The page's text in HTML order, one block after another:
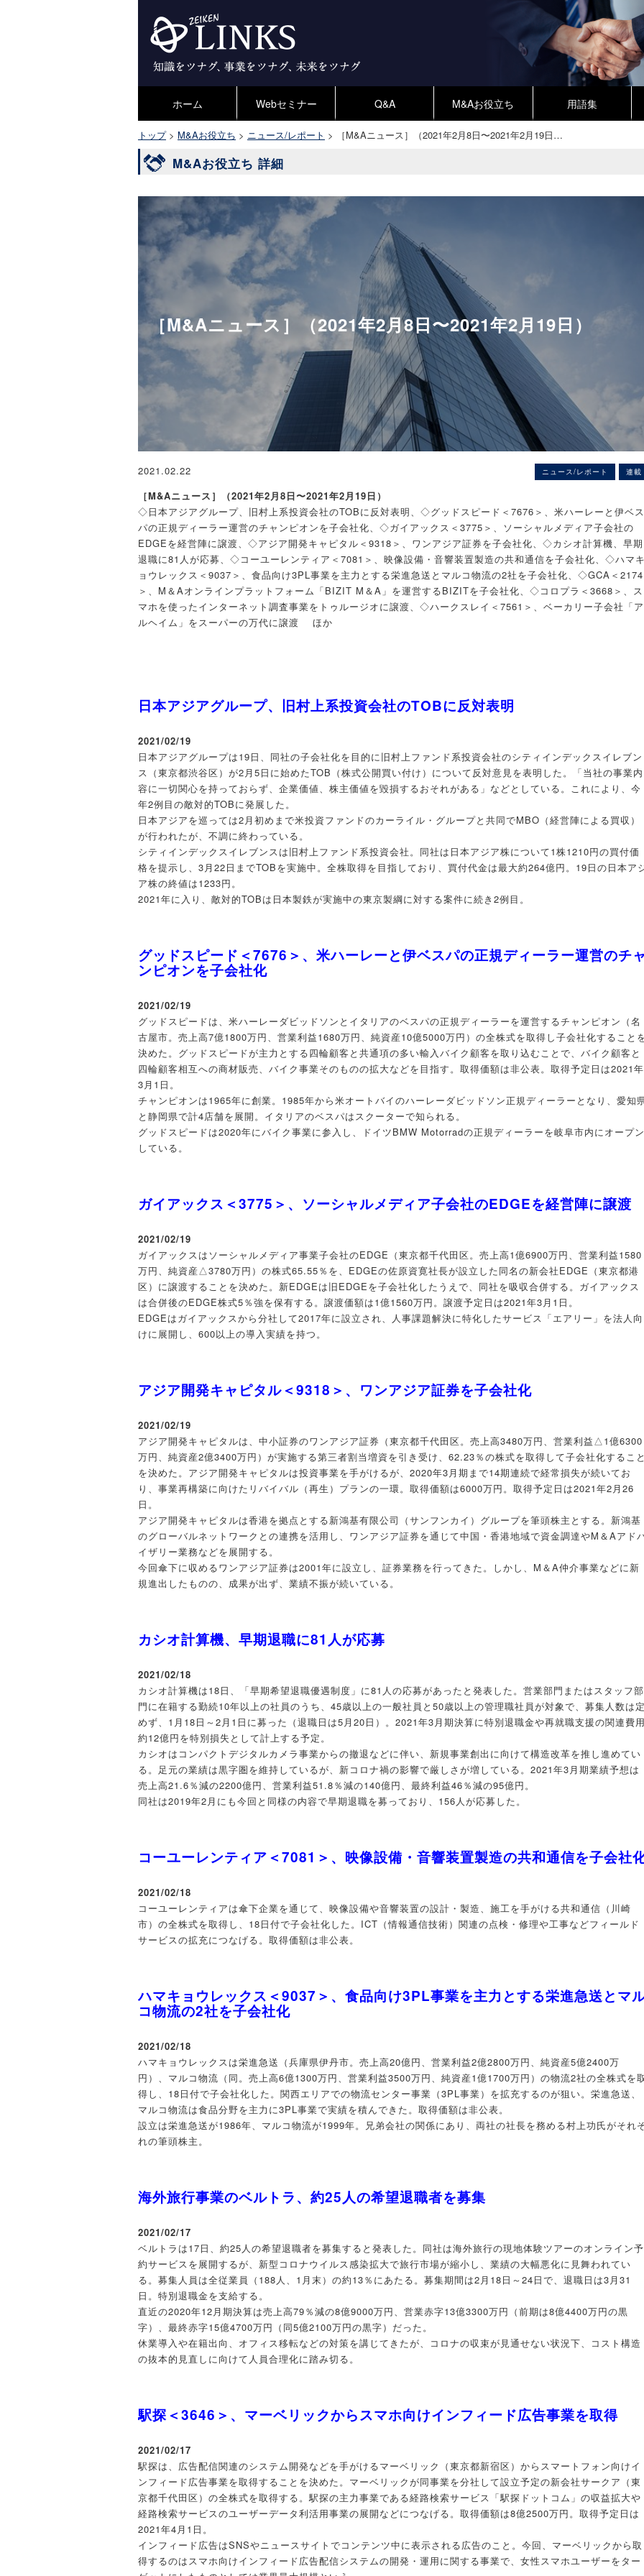
ホーム Webセミナー Q&A M&Aお役立ち 用語集
トップ> M&Aお役立ち > ニュース/レポート > ［M&Aニュース］（2021年2月8日〜2021年2月19日…
M&Aお役立ち 詳細
［M&Aニュース］（2021年2月8日〜2021年2月19日）
2021.02.22 ニュース/レポート 連載
［M&Aニュース］（2021年2月8日〜2021年2月19日）
◇日本アジアグループ、旧村上系投資会社のTOBに反対表明、◇グッドスピード＜7676＞、米ハーレーと伊ベス
パの正規ディーラー運営のチャンピオンを子会社化、◇ガイアックス＜3775＞、ソーシャルメディア子会社の
EDGEを経営陣に譲渡、◇アジア開発キャピタル＜9318＞、ワンアジア証券を子会社化、◇カシオ計算機、早期
退職に81人が応募、◇コーユーレンティア＜7081＞、映像設備・音響装置製造の共和通信を子会社化、◇ハマ
ョウレックス＜9037＞、食品向け3PL事業を主力とする栄進急送とマルコ物流の2社を子会社化、◇GCA＜2174
＞、M＆Aオンラインプラットフォーム「BIZIT M＆A」を運営するBIZITを子会社化、◇コロプラ＜3668＞、ス
マホを使ったインターネット調査事業をトゥルージオに譲渡、◇ハークスレイ＜7561＞、ベーカリー子会社「ア
ルヘイム」をスーパーの万代に譲渡 ほか
日本アジアグループ、旧村上系投資会社のTOBに反対表明
2021/02/19
日本アジアグループは19日、同社の子会社化を目的に旧村上ファンド系投資会社のシティインデックスイレブン
ス（東京都渋谷区）が2月5日に始めたTOB（株式公開買い付け）について反対意見を表明した。「当社の事業内
容に一切関心を持っておらず、企業価値、株主価値を毀損するおそれがある」などとしている。これにより、今
年2例目の敵対的TOBに発展した。
日本アジアを巡っては2月初めまで米投資ファンドのカーライル・グループと共同でMBO（経営陣による買収）
が行われたが、不調に終わっている。
シティインデックスイレブンスは旧村上ファンド系投資会社。同社は日本アジア株について1株1210円の買付価
格を提示し、3月22日までTOBを実施中。全株取得を目指しており、買付代金は最大約264億円。19日の日本ア
ア株の終値は1233円。
2021年に入り、敵対的TOBは日本製鉄が実施中の東京製綱に対する案件に続き2例目。
グッドスピード＜7676＞、米ハーレーと伊ベスパの正規ディーラー運営のチ
ンピオンを子会社化
2021/02/19
グッドスピードは、米ハーレーダビッドソンとイタリアのベスパの正規ディーラーを運営するチャンピオン（名
古屋市。売上高7億1800万円、営業利益1680万円、純資産10億5000万円）の全株式を取得し子会社化すること
決めた。グッドスピードが主力とする四輪顧客と共通項の多い輸入バイク顧客を取り込むことで、バイク顧客と
四輪顧客相互への商材販売、バイク事業そのものの拡大などを目指す。取得価額は非公表。取得予定日は2021年
3月1日。
チャンピオンは1965年に創業。1985年から米オートバイのハーレーダビッドソン正規ディーラーとなり、愛知
と静岡県で計4店舗を展開。イタリアのベスパはスクーターで知られる。
グッドスピードは2020年にバイク事業に参入し、ドイツBMW Motorradの正規ディーラーを岐阜市内にオープン
している。
ガイアックス＜3775＞、ソーシャルメディア子会社のEDGEを経営陣に譲渡
2021/02/19
ガイアックスはソーシャルメディア事業子会社のEDGE（東京都千代田区。売上高1億6900万円、営業利益1580
万円、純資産△3780万円）の株式65.55％を、EDGEの佐原資寛社長が設立した同名の新会社EDGE（東京都港
区）に譲渡することを決めた。新EDGEは旧EDGEを子会社化したうえで、同社を吸収合併する。ガイアックス
は合併後のEDGE株式5％強を保有する。譲渡価額は1億1560万円。譲渡予定日は2021年3月1日。
EDGEはガイアックスから分社して2017年に設立され、人事課題解決に特化したサービス「エアリー」を法人向
けに展開し、600以上の導入実績を持つ。
アジア開発キャピタル＜9318＞、ワンアジア証券を子会社化
2021/02/19
アジア開発キャピタルは、中小証券のワンアジア証券（東京都千代田区。売上高3480万円、営業利益△1億6300
万円、純資産2億3400万円）が実施する第三者割当増資を引き受け、62.23％の株式を取得して子会社化するこ
を決めた。アジア開発キャピタルは投資事業を手がけるが、2020年3月期まで14期連続で経常損失が続いてお
り、事業再構築に向けたリバイバル（再生）プランの一環。取得価額は6000万円。取得予定日は2021年2月26
日。
アジア開発キャピタルは香港を拠点とする新鴻基有限公司（サンフンカイ）グループを筆頭株主とする。新鴻基
のグローバルネットワークとの連携を活用し、ワンアジア証券を通じて中国・香港地域で資金調達やM＆Aアド
イザリー業務などを展開する。
今回傘下に収めるワンアジア証券は2001年に設立し、証券業務を行ってきた。しかし、M＆A仲介事業などに新
規進出したものの、成果が出ず、業績不振が続いている。
カシオ計算機、早期退職に81人が応募
2021/02/18
カシオ計算機は18日、「早期希望退職優遇制度」に81人の応募があったと発表した。営業部門またはスタッフ部
門に在籍する勤続10年以上の社員のうち、45歳以上の一般社員と50歳以上の管理職社員が対象で、募集人数は
めず、1月18日～2月1日に募った（退職日は5月20日）。2021年3月期決算に特別退職金や再就職支援の関連費
約12億円を特別損失として計上する予定。
カシオはコンパクトデジタルカメラ事業からの撤退などに伴い、新規事業創出に向けて構造改革を推し進めてい
る。足元の業績は黒字圏を維持しているが、新コロナ禍の影響で厳しさが増している。2021年3月期業績予想は
売上高21.6％減の2200億円、営業利益51.8％減の140億円、最終利益46％減の95億円。
同社は2019年2月にも今回と同様の内容で早期退職を募っており、156人が応募した。
コーユーレンティア＜7081＞、映像設備・音響装置製造の共和通信を子会社
2021/02/18
コーユーレンティアは傘下企業を通じて、映像設備や音響装置の設計・製造、施工を手がける共和通信（川崎
市）の全株式を取得し、18日付で子会社化した。ICT（情報通信技術）関連の点検・修理や工事などフィールド
サービスの拡充につなげる。取得価額は非公表。
ハマキョウレックス＜9037＞、食品向け3PL事業を主力とする栄進急送とマ
コ物流の2社を子会社化
2021/02/18
ハマキョウレックスは栄進急送（兵庫県伊丹市。売上高20億円、営業利益2億2800万円、純資産5億2400万
円）、マルコ物流（同。売上高6億1300万円、営業利益3500万円、純資産1億1700万円）の物流2社の全株式を
得し、18日付で子会社化した。関西エリアでの物流センター事業（3PL事業）を拡充するのが狙い。栄進急送、
マルコ物流は食品分野を主力に3PL事業で実績を積んできた。取得価額は非公表。
設立は栄進急送が1986年、マルコ物流が1999年。兄弟会社の関係にあり、両社の社長を務める村上功氏がそれ
れの筆頭株主。
海外旅行事業のベルトラ、約25人の希望退職者を募集
2021/02/17
ベルトラは17日、約25人の希望退職者を募集すると発表した。同社は海外旅行の現地体験ツアーのオンライン予
約サービスを展開するが、新型コロナウイルス感染拡大で旅行市場が縮小し、業績の大幅悪化に見舞われてい
る。募集人員は全従業員（188人、1月末）の約13％にあたる。募集期間は2月18日～24日で、退職日は3月31
日。特別退職金を支給する。
直近の2020年12月期決算は売上高79％減の8億9000万円、営業赤字13億3300万円（前期は8億4400万円の黒
字）、最終赤字15億4700万円（同5億2100万円の黒字）だった。
休業導入や在籍出向、オフィス移転などの対策を講じてきたが、コロナの収束が見通せない状況下、コスト構造
の抜本的見直しに向けて人員合理化に踏み切る。
駅探＜3646＞、マーベリックからスマホ向けインフィード広告事業を取得
2021/02/17
駅探は、広告配信関連のシステム開発などを手がけるマーベリック（東京都新宿区）からスマートフォン向けイ
ンフィード広告事業を取得することを決めた。マーベリックが同事業を分社して設立予定の新会社サークア（東
京都千代田区）の全株式を取得する。駅探の主力事業である経路検索サービス「駅探ドットコム」の収益拡大や
経路検索サービスのユーザーデータ利活用事業の展開などにつなげる。取得価額は8億2500万円。取得予定日は
2021年4月1日。
インフィード広告はSNSやニュースサイトでコンテンツ中に表示される広告のこと。今回、マーベリックから取
得するのはスマホ向けインフィード広告配信システムの開発・運用に関する事業で、女性スマホユーザーをター